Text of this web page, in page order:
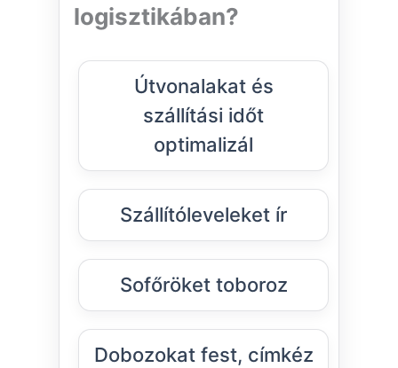
logisztikában?
Útvonalakat és
szállítási időt
optimalizál
Szállítóleveleket ír
Sofőröket toboroz
Dobozokat fest, címkéz